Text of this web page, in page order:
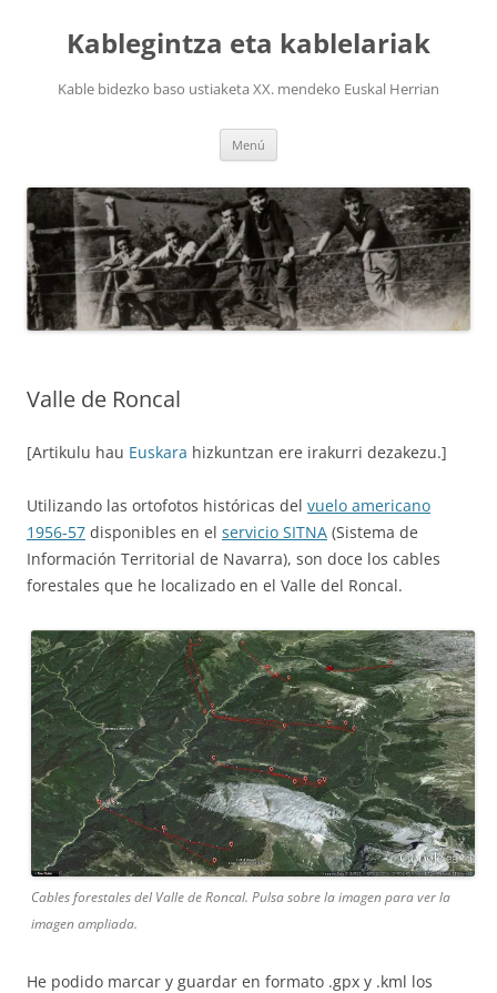
contenidoKablegintza eta kablelariak
Kable bidezko baso ustiaketa XX. mendeko Euskal Herrian
Menú
Valle de Roncal
[Artikulu hau Euskara hizkuntzan ere irakurri dezakezu.]
Utilizando las ortofotos históricas del vuelo americano
1956-57 disponibles en el servicio SITNA (Sistema de
Información Territorial de Navarra), son doce los cables
forestales que he localizado en el Valle del Roncal.
Cables forestales del Valle de Roncal. Pulsa sobre la imagen para ver la
imagen ampliada.
He podido marcar y guardar en formato .gpx y .kml los